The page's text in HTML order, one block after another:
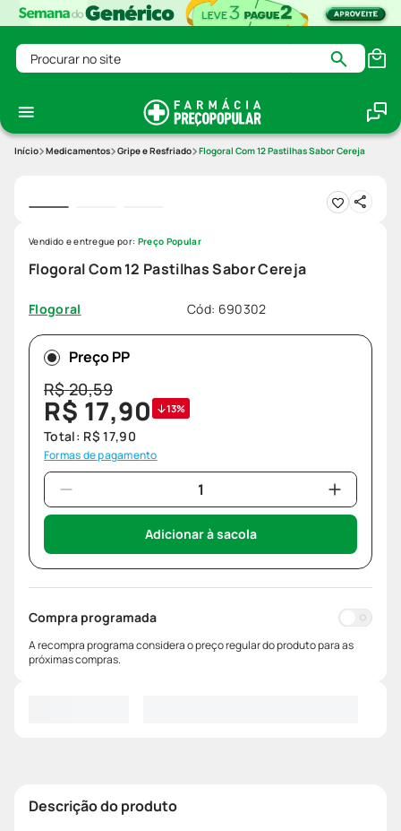
Procurar no site
Medicamentos Gripe e Resfriado Flogoral Com 12 Pastilhas Sabor Cereja
Flogoral Com 12 Pastilhas Sabor Cereja
Flogoral Cód: 690302
Vendido e entregue por: Preço Popular
Preço PP
R$20,59
R$ 17,90 13%
Total: R$ 17,90
Formas de pagamento
Adicionar à sacola
Compra programada
A recompra programa considera o preço regular do produto para as
próximas compras.
Descrição do produto